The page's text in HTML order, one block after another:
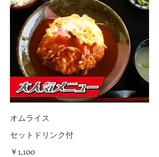
オムライス
セットドリンク付
￥1,100